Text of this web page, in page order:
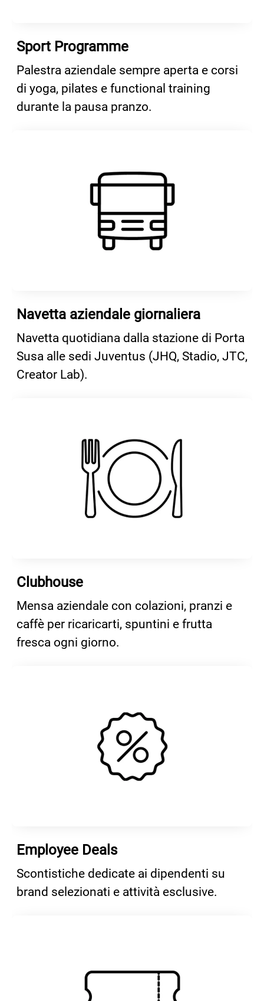
Sport Programme
Palestra aziendale sempre aperta e corsi
di yoga, pilates e functional training
durante la pausa pranzo.
Navetta aziendale giornaliera
Navetta quotidiana dalla stazione di Porta
Susa alle sedi Juventus (JHQ, Stadio, JTC,
Creator Lab).
Clubhouse
Mensa aziendale con colazioni, pranzi e
caffè per ricaricarti, spuntini e frutta
fresca ogni giorno.
Employee Deals
Scontistiche dedicate ai dipendenti su
brand selezionati e attività esclusive.